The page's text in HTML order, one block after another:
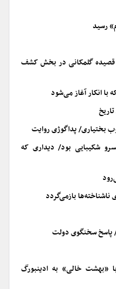
رسید
قصیده گلمکانی در بخش کشف
انکار آغاز می‌شود
بختیاری/ پداگوژی روایت
خسرو شکیبایی بود/ دیداری که
بازمی‌گردد
پاسخ سخنگوی دولت
«بهشت خالی» به ادینبورگ